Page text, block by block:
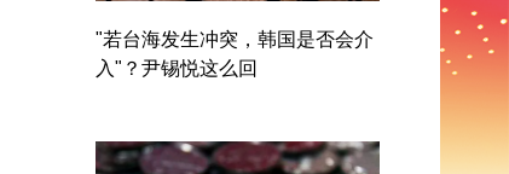
"若台海发生冲突，韩国是否会介
入"？尹锡悦这么回